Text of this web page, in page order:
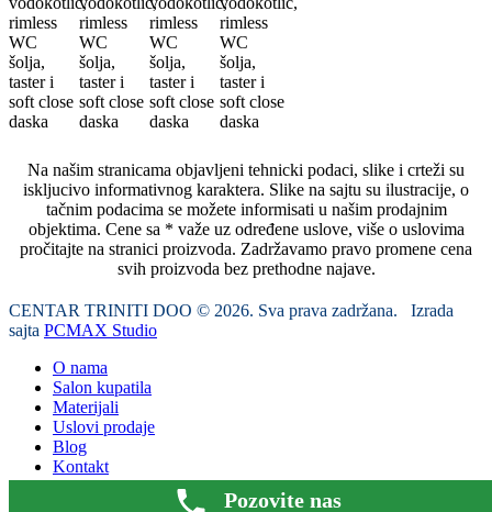
Na našim stranicama objavljeni tehnicki podaci, slike i crteži su
iskljucivo informativnog karaktera. Slike na sajtu su ilustracije, o
tačnim podacima se možete informisati u našim prodajnim
objektima. Cene sa * važe uz određene uslove, više o uslovima
pročitajte na stranici proizvoda. Zadržavamo pravo promene cena
svih proizvoda bez prethodne najave.
CENTAR TRINITI DOO © 2026. Sva prava zadržana. Izrada
sajta PCMAX Studio
O nama
Salon kupatila
Materijali
Uslovi prodaje
Blog
Kontakt
Pozovite nas